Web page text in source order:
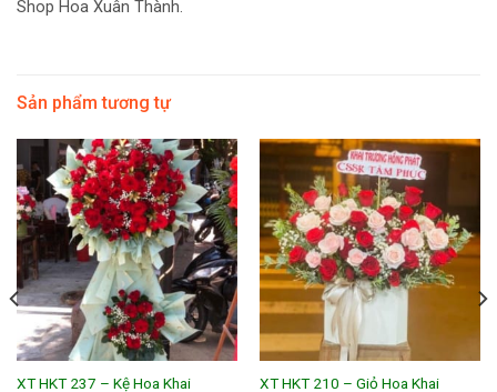
Shop Hoa Xuân Thành.
Sản phẩm tương tự
XT HKT 237 – Kệ Hoa Khai XT HKT 210 – Giỏ Hoa Khai